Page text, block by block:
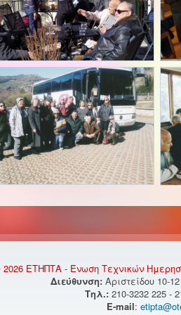
ΕΤΗΠΤΑ - Ένωση Τεχνικών
Διεύθυνση: Αριστείδου 10-
Τηλ.: 210-3232 225 -
E-mail: